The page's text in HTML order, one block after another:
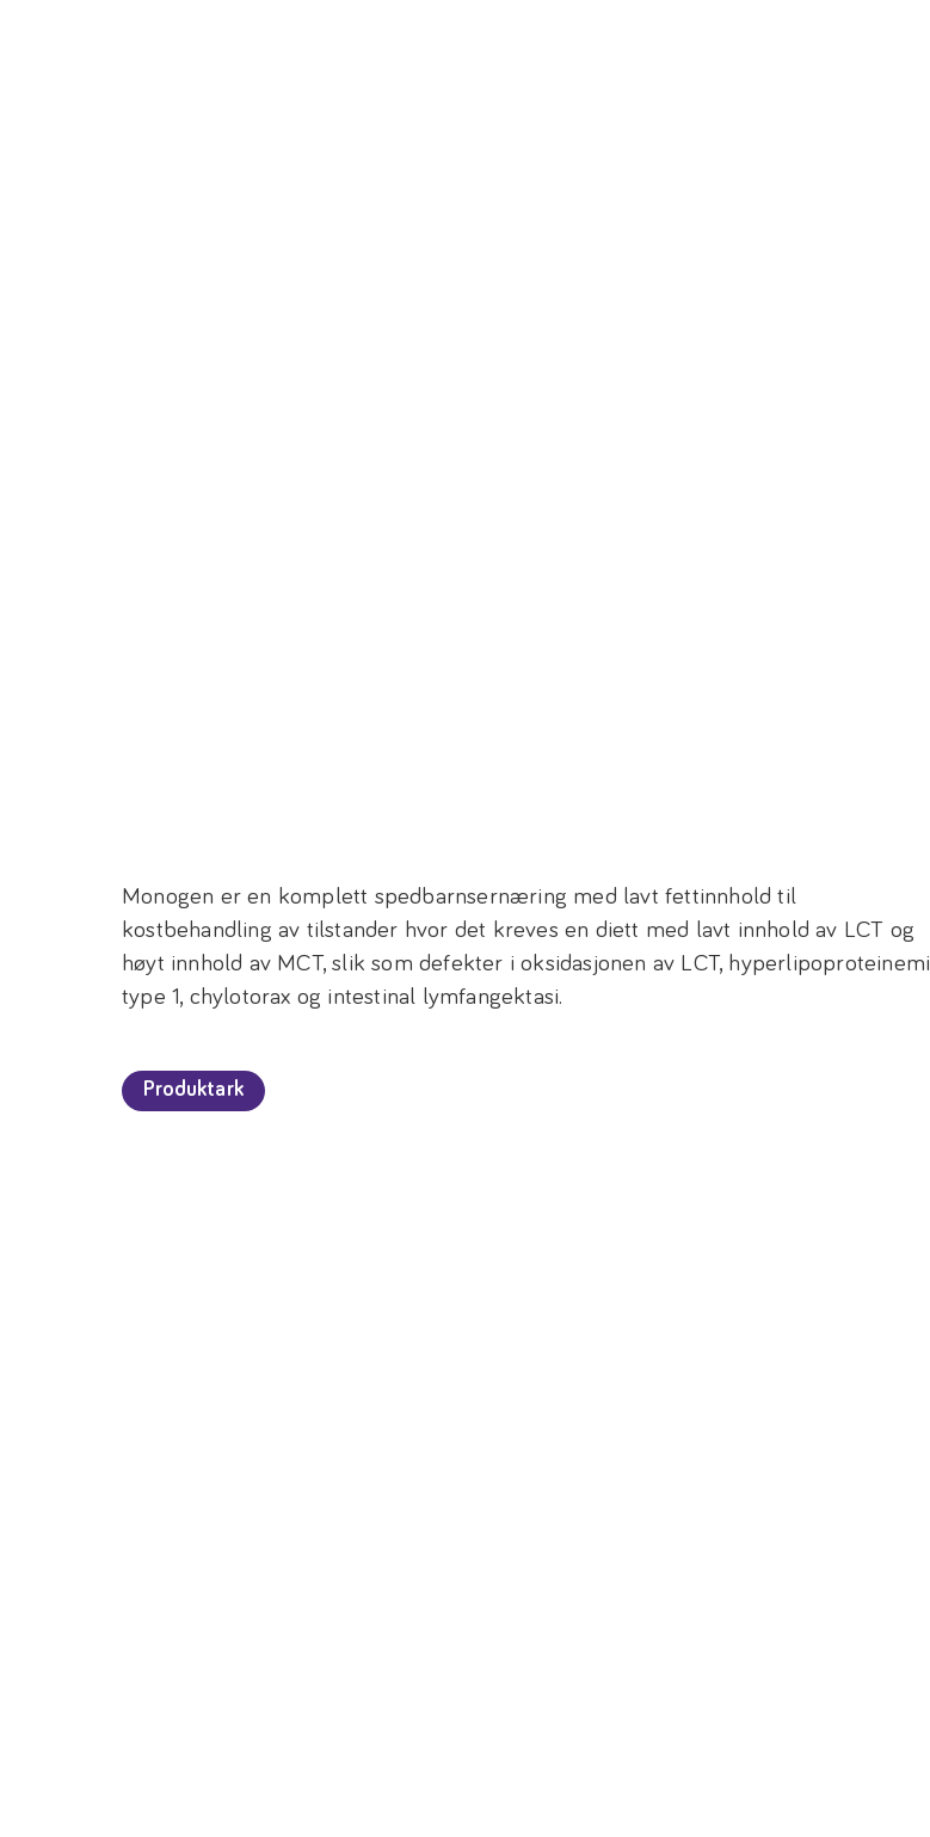
Monogen er en komplett spedbarnsernæring med lavt fettinnhold til
kostbehandling av tilstander hvor det kreves en diett med lavt innhold av LCT og
høyt innhold av MCT, slik som defekter i oksidasjonen av LCT, hyperlipoproteinemi
type 1, chylotorax og intestinal lymfangektasi.
Produktark